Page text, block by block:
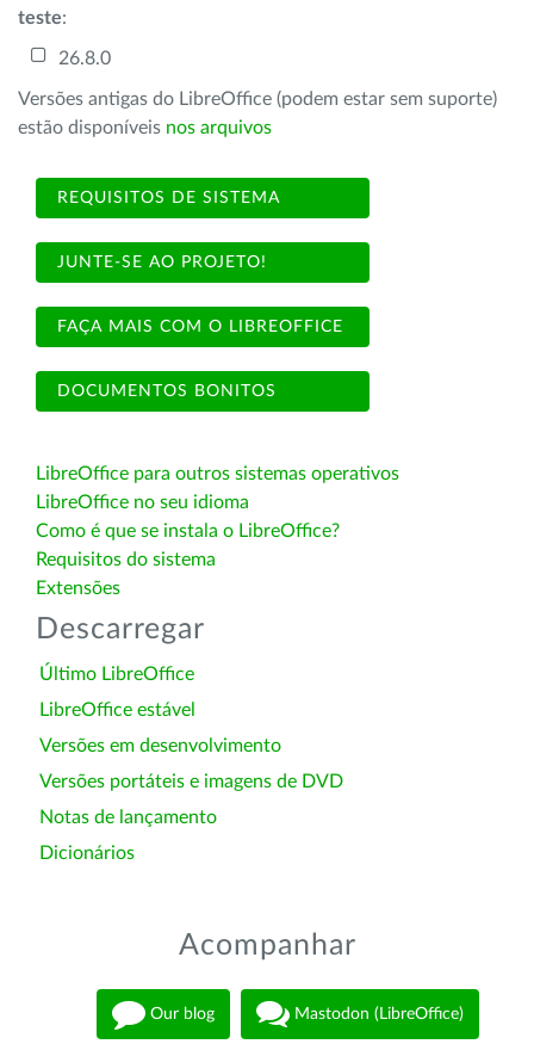
teste:
26.8.0
Versões antigas do LibreOffice (podem estar sem suporte)
estão disponíveis nos arquivos
REQUISITOS DE SISTEMA
JUNTE-SE AO PROJETO!
FAÇA MAIS COM O LIBREOFFICE
DOCUMENTOS BONITOS
LibreOffice para outros sistemas operativos
LibreOffice no seu idioma
Como é que se instala o LibreOffice?
Requisitos do sistema
Extensões
Descarregar
Último LibreOffice
LibreOffice estável
Versões em desenvolvimento
Versões portáteis e imagens de DVD
Notas de lançamento
Dicionários
Acompanhar
Our blog Mastodon (LibreOffice)